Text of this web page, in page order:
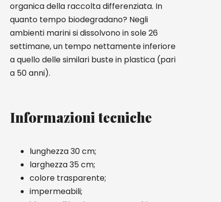
organica della raccolta differenziata. In
quanto tempo biodegradano? Negli
ambienti marini si dissolvono in sole 26
settimane, un tempo nettamente inferiore
a quello delle similari buste in plastica (pari
a 50 anni).
Informazioni tecniche
lunghezza 30 cm;
larghezza 35 cm;
colore trasparente;
impermeabili;